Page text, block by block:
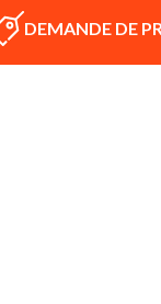
DEMANDE DE